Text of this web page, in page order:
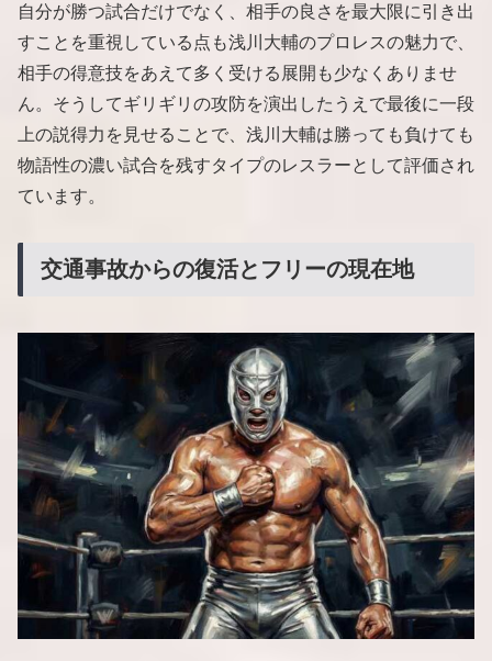
自分が勝つ試合だけでなく、相手の良さを最大限に引き出
すことを重視している点も浅川大輔のプロレスの魅力で、
相手の得意技をあえて多く受ける展開も少なくありませ
ん。そうしてギリギリの攻防を演出したうえで最後に一段
上の説得力を見せることで、浅川大輔は勝っても負けても
物語性の濃い試合を残すタイプのレスラーとして評価され
ています。
交通事故からの復活とフリーの現在地